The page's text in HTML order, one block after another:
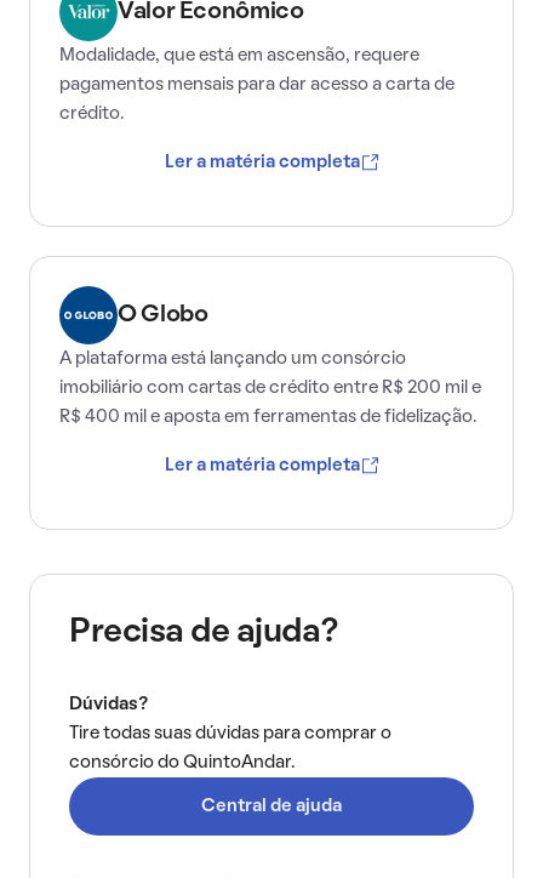
Valor Econômico
Modalidade, que está em ascensão, requere
pagamentos mensais para dar acesso a carta de
crédito.
Ler a matéria completa
O Globo
A plataforma está lançando um consórcio
imobiliário com cartas de crédito entre R$ 200 mil e
R$ 400 mil e aposta em ferramentas de fidelização.
Ler a matéria completa
Precisa de ajuda?
Dúvidas?
Tire todas suas dúvidas para comprar o
consórcio do QuintoAndar.
Central de ajuda